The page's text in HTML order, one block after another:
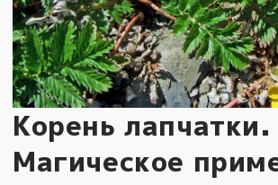
Корень лапчатки.
Магическое